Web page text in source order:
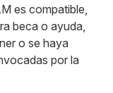
es compatible,
beca o ayuda,
o se haya
por la